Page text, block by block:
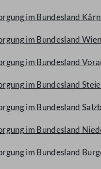
im Bundesland
im Bundesland
im Bundesland
im Bundesland
im Bundesland
im Bundesland
im Bundesland